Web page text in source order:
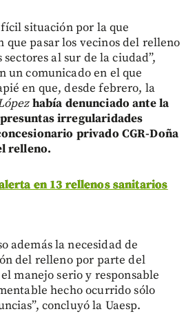
situación por la que
que pasar los vecinos del relleno
al sur de la ciudad”,
un comunicado en el que
en que, desde febrero, la
había denunciado ante la
irregularidades
privado CGR-Doña
relleno.
en 13 rellenos sanitarios
además la necesidad de
del relleno por parte del
manejo serio y responsable
hecho ocurrido sólo
concluyó la Uaesp.